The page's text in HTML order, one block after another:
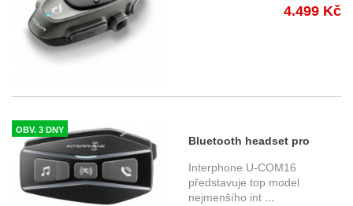
TOUR Single Pack4.499 Kč
OBV. 3 DNY
Bluetooth headset pro
uzavřené a otevřené přilby
Interphone U-COM16
Interphone U-COM16
představuje top model
nejmenšího int